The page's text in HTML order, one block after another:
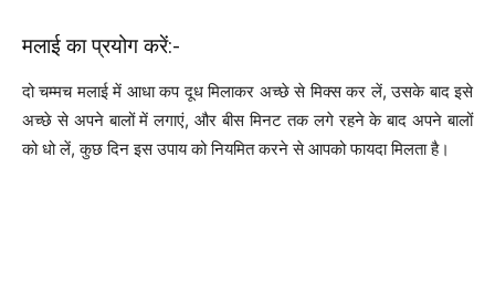
मलाई का प्रयोग करें:-
दो चम्मच मलाई में आधा कप दूध मिलाकर अच्छे से मिक्स कर लें, उसके बाद इसे
अच्छे से अपने बालों में लगाएं, और बीस मिनट तक लगे रहने के बाद अपने बालों
को धो लें, कुछ दिन इस उपाय को नियमित करने से आपको फायदा मिलता है।